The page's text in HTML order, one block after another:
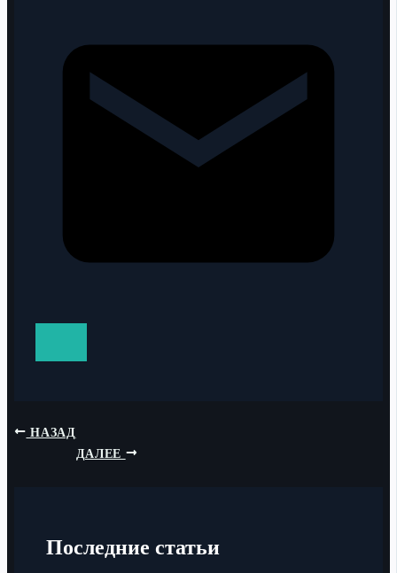
НАЗАД
ДАЛЕЕ
Последние статьи